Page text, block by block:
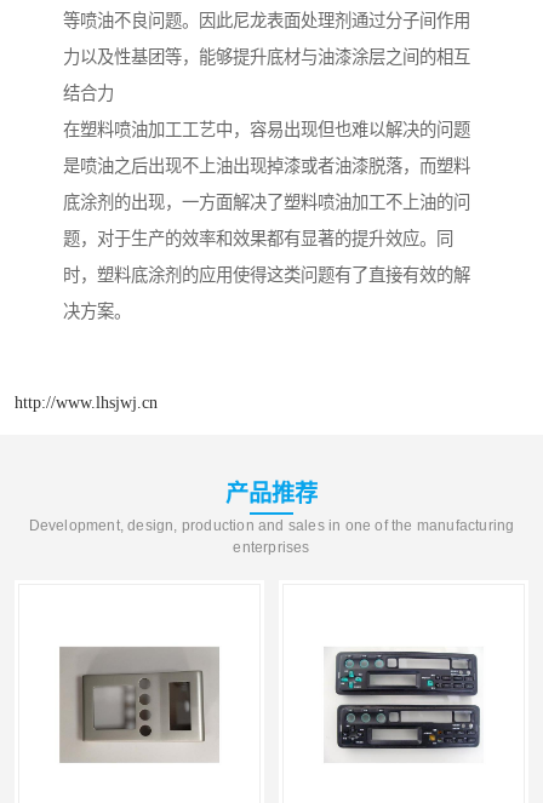
等喷油不良问题。因此尼龙表面处理剂通过分子间作用
力以及性基团等，能够提升底材与油漆涂层之间的相互
结合力
在塑料喷油加工工艺中，容易出现但也难以解决的问题
是喷油之后出现不上油出现掉漆或者油漆脱落，而塑料
底涂剂的出现，一方面解决了塑料喷油加工不上油的问
题，对于生产的效率和效果都有显著的提升效应。同
时，塑料底涂剂的应用使得这类问题有了直接有效的解
决方案。
http://www.lhsjwj.cn
产品推荐
Development, design, production and sales in one of the manufacturing
enterprises